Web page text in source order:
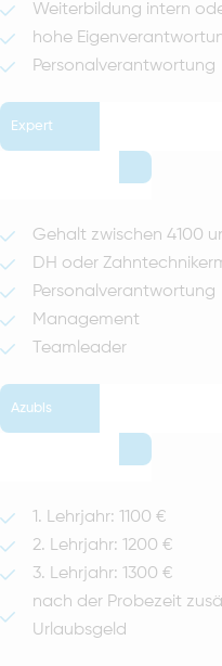
Weiterbildung intern
hohe
Personalverantwortung
Expert
Gehalt zwischen 4100
DH oder
Personalverantwortung
Management
Teamleader
Azubis
1. Lehrjahr: 1100 €
2. Lehrjahr: 1200 €
3. Lehrjahr: 1300 €
nach der Probezeit
Urlaubsgeld